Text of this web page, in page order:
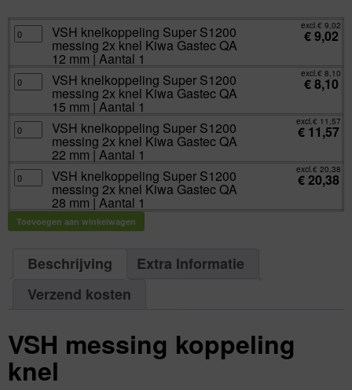
VSH
knelkoppeling
Super
2x
knel
Kiwa
mm
Aantal
VSH knelkoppeling Super S1200
messing 2x knel Kiwa Gastec QA
12 mm | Aantal 1
excl.€ 9,02
€9,02
VSH
knelkoppeling
Super
2x
knel
Kiwa
mm
Aantal
VSH knelkoppeling Super S1200
messing 2x knel Kiwa Gastec QA
15 mm | Aantal 1
excl.€ 8,10
€8,10
VSH
knelkoppeling
Super
2x
knel
Kiwa
22
mm
VSH knelkoppeling Super S1200
messing 2x knel Kiwa Gastec QA
22 mm | Aantal 1
excl.€ 11,57
€ 11,57
VSH
knelkoppeling
Super
2x
knel
Kiwa
aantal
VSH knelkoppeling Super S1200
messing 2x knel Kiwa Gastec QA
28 mm | Aantal 1
excl.€ 20,38
€20,38
Toevoegen aan winkelwagen
Beschrijving
Extra Informatie
Verzend kosten
VSH messing koppeling
knel